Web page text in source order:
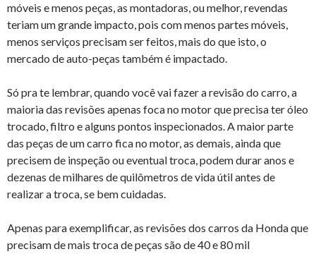
móveis e menos peças, as montadoras, ou melhor, revendas
teriam um grande impacto, pois com menos partes móveis,
menos serviços precisam ser feitos, mais do que isto, o
mercado de auto-peças também é impactado.
Só pra te lembrar, quando você vai fazer a revisão do carro, a
maioria das revisões apenas foca no motor que precisa ter óleo
trocado, filtro e alguns pontos inspecionados. A maior parte
das peças de um carro fica no motor, as demais, ainda que
precisem de inspeção ou eventual troca, podem durar anos e
dezenas de milhares de quilômetros de vida útil antes de
realizar a troca, se bem cuidadas.
Apenas para exemplificar, as revisões dos carros da Honda que
precisam de mais troca de peças são de 40 e 80 mil